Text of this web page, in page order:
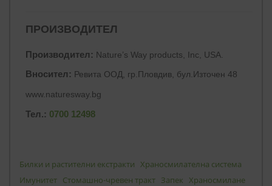
ПРОИЗВОДИТЕЛ
Производител: Nature’s Way products, Inc, USA.
Вносител: Ревита ООД, гр.Пловдив, бул.Източен 48
www.naturesway.bg
Тел.: 0700 12498
Билки и растителни екстракти Храносмилателна система
Имунитет Стомашно-чревен тракт Запек Храносмилане
ФУНКЦИОНАЛНИ